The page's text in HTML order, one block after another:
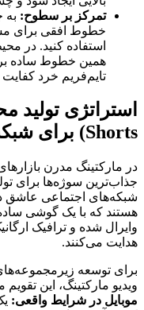
تمرکز بر سطوح: به
خطوط افقی برای
استفاده کنید. در
همین خطوط ساده
تایم‌فریم خرد
Shorts) برای شبکه‌سازی
در مارکتینگ مدرن
جذاب‌ترین سوژه‌ها برای
شبکه‌های اجتماعی عاشق
هستند که با یک گوشی
وایرال شده و ترافیک
هدایت می‌کنند.
برای توسعه
ویدیو مارکتینگ، این تقویم
موبایل در شرایط واقعی: